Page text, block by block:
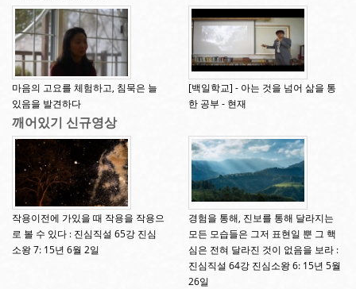
마음의 고요를 체험하고, 침묵은 늘
있음을 발견하다
[백일학교] - 아는 것을 넘어 삶을 통
한 공부 - 현재
깨어있기 신규영상
작용이전에 가있을 때 작용을 작용으
로 볼 수 있다 : 진심직설 65강 진심
소왕 7: 15년 6월 2일
경험을 통해, 진보를 통해 달라지는
모든 모습들은 그저 표현일 뿐 그 핵
심은 전혀 달라진 것이 없음을 보라 :
진심직설 64강 진심소왕 6: 15년 5월
26일